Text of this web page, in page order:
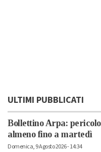
ULTIMI PUBBLICATI
Bollettino Arpa:
almeno fino a martedì
Domenica, 9 Agosto 2026 - 14:34